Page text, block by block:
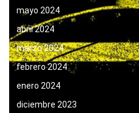
mayo 2024
abril 2024
marzo 2024
febrero 2024
enero 2024
diciembre 2023